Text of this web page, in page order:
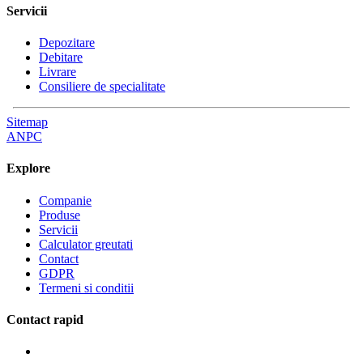
Servicii
Depozitare
Debitare
Livrare
Consiliere de specialitate
Sitemap
ANPC
Explore
Companie
Produse
Servicii
Calculator greutati
Contact
GDPR
Termeni si conditii
Contact rapid